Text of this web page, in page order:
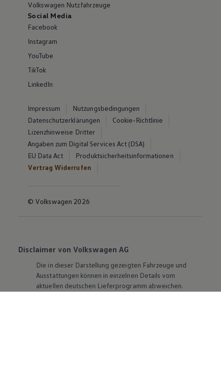
Volkswagen Nutzfahrzeuge
Social Media
Facebook
Instagram
YouTube
TikTok
LinkedIn
Impressum
Nutzungsbedingungen
Datenschutzerklärungen
Cookie-Richtlinie
Lizenzhinweise Dritter
Angaben zum Digital Services Act (DSA)
EU Data Act
Produktsicherheitsinformationen
Vertrag Widerrufen
© Volkswagen 2026
Disclaimer von Volkswagen AG
Die in dieser Darstellung gezeigten Fahrzeuge und
Ausstattungen können in einzelnen Details vom
aktuellen deutschen Lieferprogramm abweichen.